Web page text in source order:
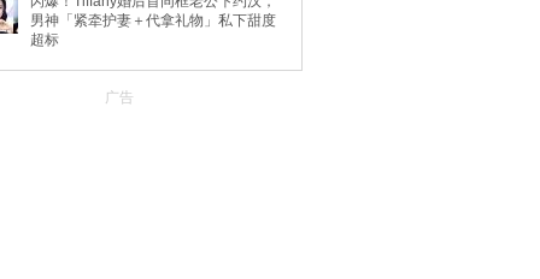
男神「紧牵护妻＋代拿礼物」私下甜度
超标
广告